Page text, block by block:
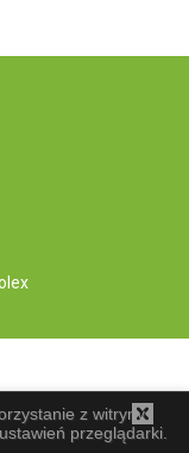
z witryny
przeglądarki.